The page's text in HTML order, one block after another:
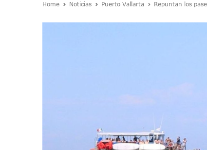
Violeta Y Melissa
Estados Unidos
Buscan A Wilber
Melissa Madero Exige
Washington Enfrenta
Home Noticias Puerto Vallarta Repuntan los